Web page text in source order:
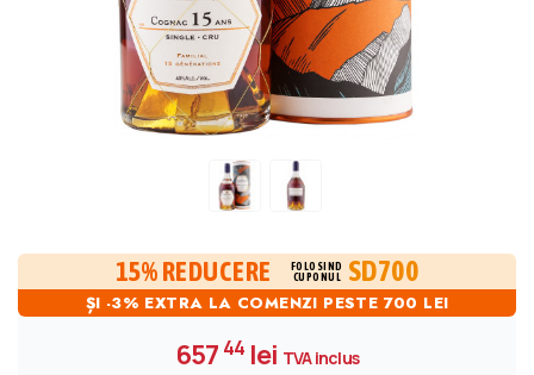
15% REDUCERE
FOLOSIND
CUPONUL
SD700
ȘI -3% EXTRA LA COMENZI PESTE 700 LEI
657 44 lei TVA inclus